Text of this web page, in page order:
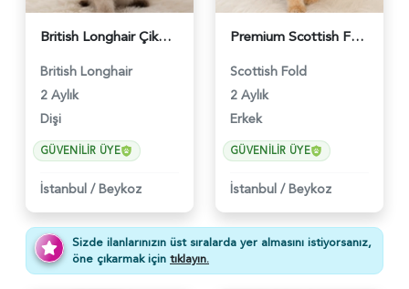
British Longhair Çikolatalı Sütlü Dişi Yavrumuz - 6347
British Longhair
2 Aylık
Dişi
GÜVENILIR ÜYE
İstanbul / Beykoz
Premium Scottish Fold Golden Yavru - 6400
Scottish Fold
2 Aylık
Erkek
GÜVENILIR ÜYE
İstanbul / Beykoz
Sizde ilanlarınızın üst sıralarda yer almasını istiyorsanız,
öne çıkarmak için tıklayın.